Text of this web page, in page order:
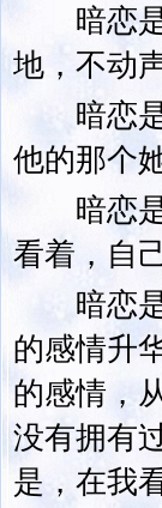
暗恋是
地，不动
暗恋是
他的那个
暗恋是
看着，自
暗恋是
的感情升
的感情，
没有拥有
是，在我